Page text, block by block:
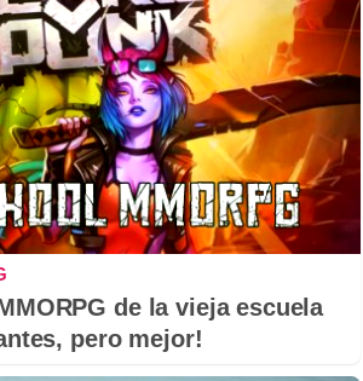
de la vieja escuela
pero mejor!